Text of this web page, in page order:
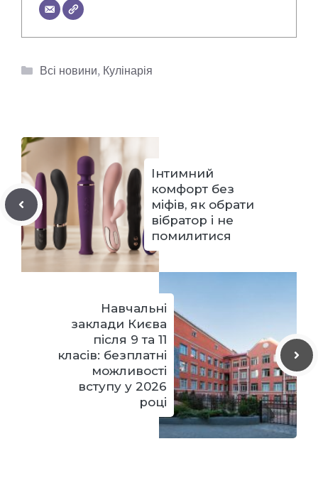
Категорії
Всі новини, Кулінарія
Інтимний
комфорт без
міфів, як обрати
вібратор і не
помилитися
Навчальні
заклади Києва
після 9 та 11
класів: безплатні
можливості
вступу у 2026
році